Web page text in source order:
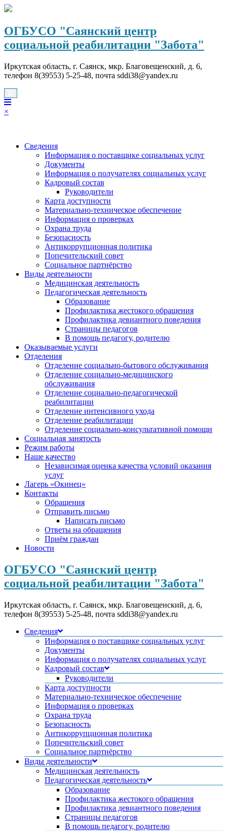
Перейти
содержимому
ОГБУСО "Саянский центр
социальной реабилитации "Забота"
Иркутская область, г. Саянск, мкр. Благовещенский, д. 6,
телефон 8(39553) 5-25-48, почта sddi38@yandex.ru
×
Сведения
Информация о поставщике социальных услуг
Документы
Информация о получателях социальных услуг
Кадровый состав
Руководители
Карта доступности
Материально-техническое обеспечение
Информация о проверках
Охрана труда
Безопасность
Антикоррупционная политика
Попечительский совет
Социальное партнёрство
Виды деятельности
Медицинская деятельность
Педагогическая деятельность
Образование
Профилактика жестокого обращения
Профилактика девиантного поведения
Страницы педагогов
В помощь педагогу, родителю
Оказываемые услуги
Отделения
Отделение социально-бытового обслуживания
Отделение социально-медицинского
обслуживания
Отделение социально-педагогической
реабилитации
Отделение интенсивного ухода
Отделение реабилитации
Отделение социально-консультативной помощи
Социальная занятость
Режим работы
Наше качество
Независимая оценка качества условий оказания
услуг
Лагерь «Окинец»
Контакты
Обращения
Отправить письмо
Написать письмо
Ответы на обращения
Приём граждан
Новости
ОГБУСО "Саянский центр
социальной реабилитации "Забота"
Иркутская область, г. Саянск, мкр. Благовещенский, д. 6,
телефон 8(39553) 5-25-48, почта sddi38@yandex.ru
Сведения
Информация о поставщике социальных услуг
Документы
Информация о получателях социальных услуг
Кадровый состав
Руководители
Карта доступности
Материально-техническое обеспечение
Информация о проверках
Охрана труда
Безопасность
Антикоррупционная политика
Попечительский совет
Социальное партнёрство
Виды деятельности
Медицинская деятельность
Педагогическая деятельность
Образование
Профилактика жестокого обращения
Профилактика девиантного поведения
Страницы педагогов
В помощь педагогу, родителю